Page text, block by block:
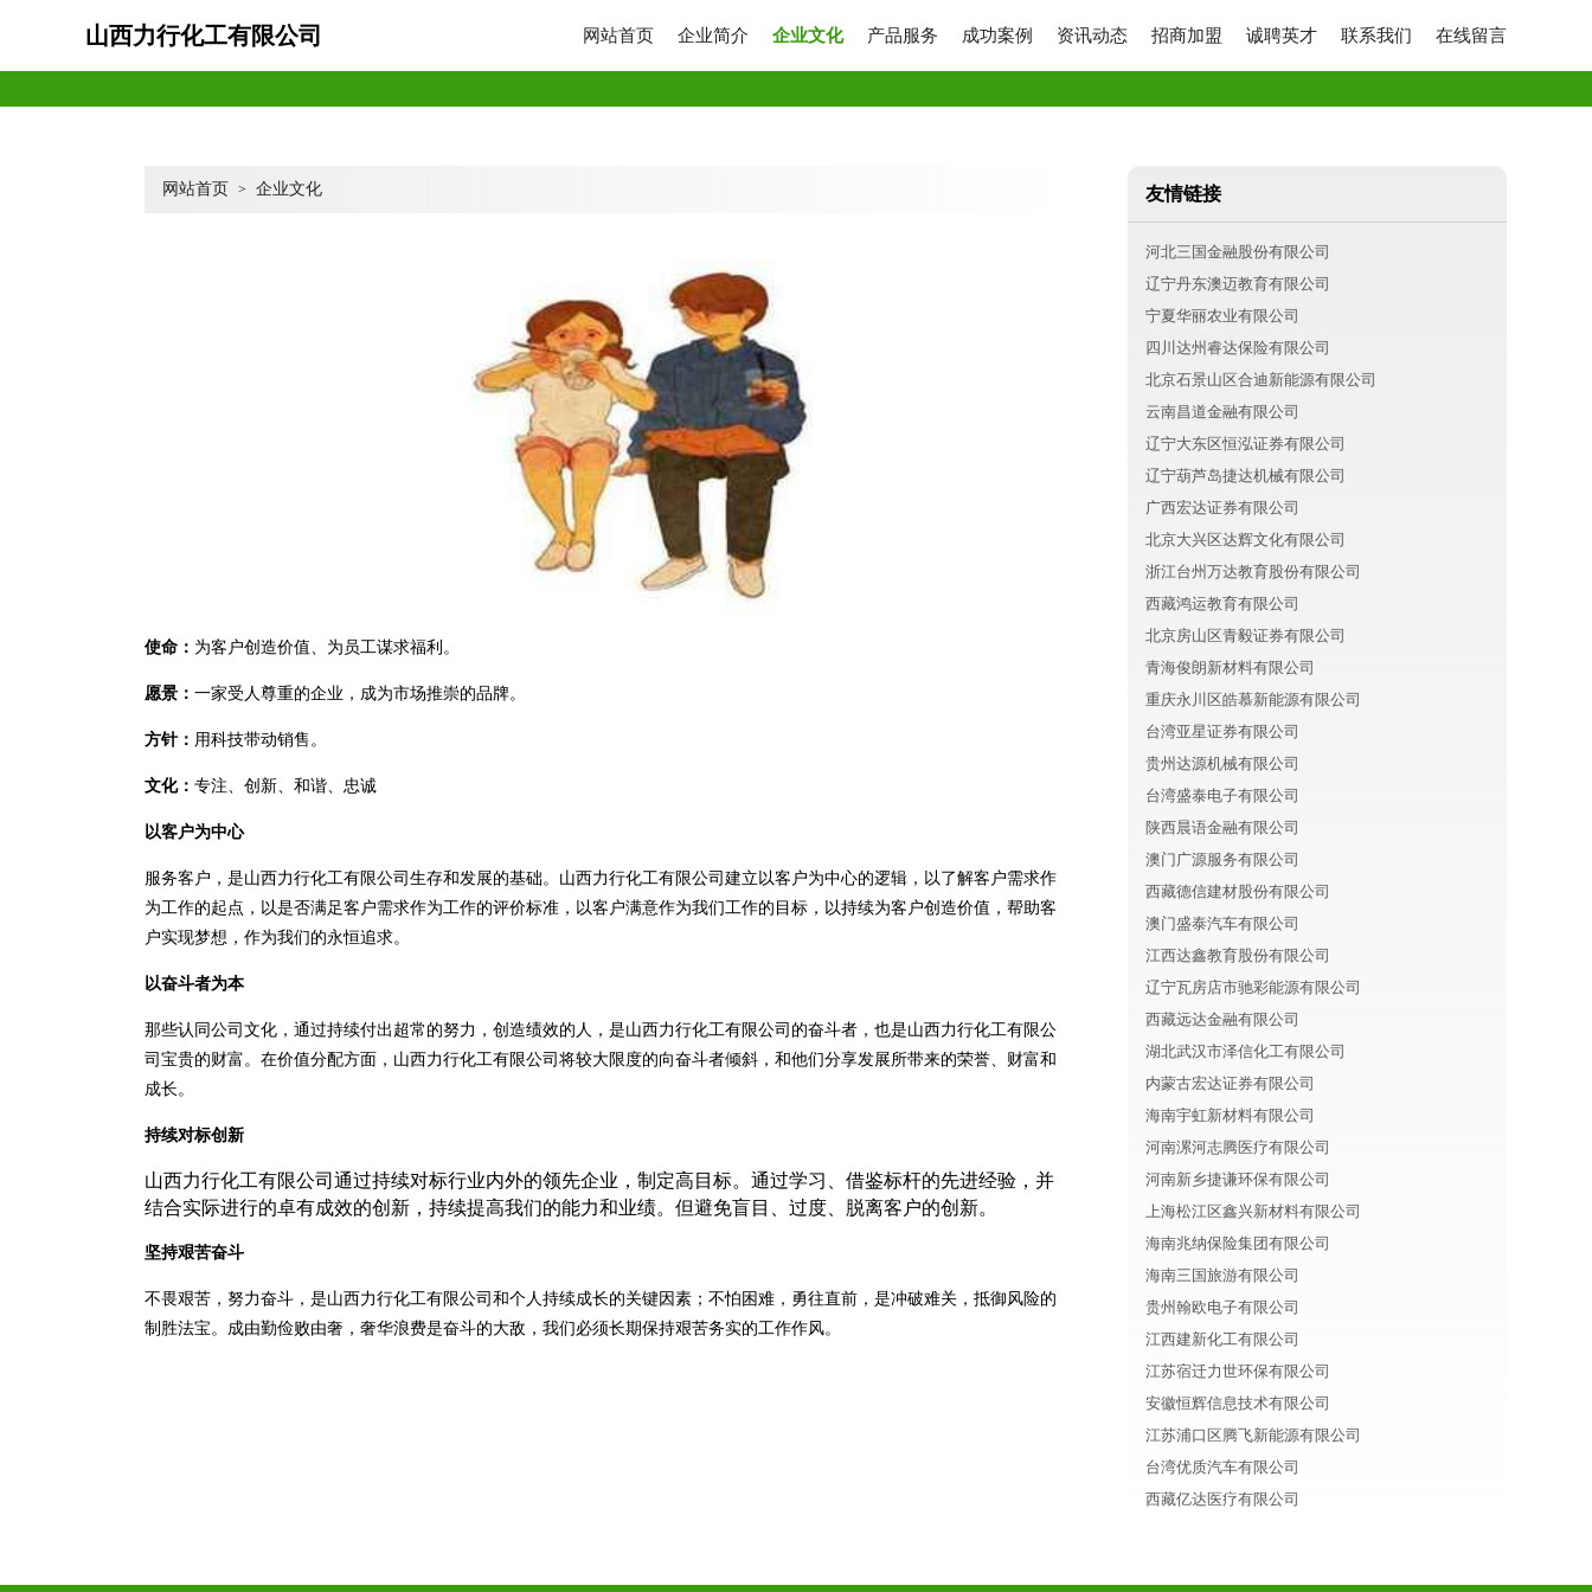
山西力行化工有限公司 网站首页 企业简介 企业文化 产品服务 成功案例 资讯动态 招商加盟 诚聘英才 联系我们 在线留言
网站首页 > 企业文化
使命： 为客户创造价值、为员工谋求福利。
愿景： 一家受人尊重的企业，成为市场推崇的品牌。
方针： 用科技带动销售。
文化： 专注、创新、和谐、忠诚
以客户为中心
服务客户，是山西力行化工有限公司生存和发展的基础。山西力行化工有限公司建立以客户为中心的逻辑，以了解客户需求作
为工作的起点，以是否满足客户需求作为工作的评价标准，以客户满意作为我们工作的目标，以持续为客户创造价值，帮助客
户实现梦想，作为我们的永恒追求。
以奋斗者为本
那些认同公司文化，通过持续付出超常的努力，创造绩效的人，是山西力行化工有限公司的奋斗者，也是山西力行化工有限公
司宝贵的财富。在价值分配方面，山西力行化工有限公司将较大限度的向奋斗者倾斜，和他们分享发展所带来的荣誉、财富和
成长。
持续对标创新
山西力行化工有限公司通过持续对标行业内外的领先企业，制定高目标。通过学习、借鉴标杆的先进经验，并
结合实际进行的卓有成效的创新，持续提高我们的能力和业绩。但避免盲目、过度、脱离客户的创新。
坚持艰苦奋斗
不畏艰苦，努力奋斗，是山西力行化工有限公司和个人持续成长的关键因素；不怕困难，勇往直前，是冲破难关，抵御风险的
制胜法宝。成由勤俭败由奢，奢华浪费是奋斗的大敌，我们必须长期保持艰苦务实的工作作风。
友情链接
河北三国金融股份有限公司
辽宁丹东澳迈教育有限公司
宁夏华丽农业有限公司
四川达州睿达保险有限公司
北京石景山区合迪新能源有限公司
云南昌道金融有限公司
辽宁大东区恒泓证券有限公司
辽宁葫芦岛捷达机械有限公司
广西宏达证券有限公司
北京大兴区达辉文化有限公司
浙江台州万达教育股份有限公司
西藏鸿运教育有限公司
北京房山区青毅证券有限公司
青海俊朗新材料有限公司
重庆永川区皓慕新能源有限公司
台湾亚星证券有限公司
贵州达源机械有限公司
台湾盛泰电子有限公司
陕西晨语金融有限公司
澳门广源服务有限公司
西藏德信建材股份有限公司
澳门盛泰汽车有限公司
江西达鑫教育股份有限公司
辽宁瓦房店市驰彩能源有限公司
西藏远达金融有限公司
湖北武汉市泽信化工有限公司
内蒙古宏达证券有限公司
海南宇虹新材料有限公司
河南漯河志腾医疗有限公司
河南新乡捷谦环保有限公司
上海松江区鑫兴新材料有限公司
海南兆纳保险集团有限公司
海南三国旅游有限公司
贵州翰欧电子有限公司
江西建新化工有限公司
江苏宿迁力世环保有限公司
安徽恒辉信息技术有限公司
江苏浦口区腾飞新能源有限公司
台湾优质汽车有限公司
西藏亿达医疗有限公司